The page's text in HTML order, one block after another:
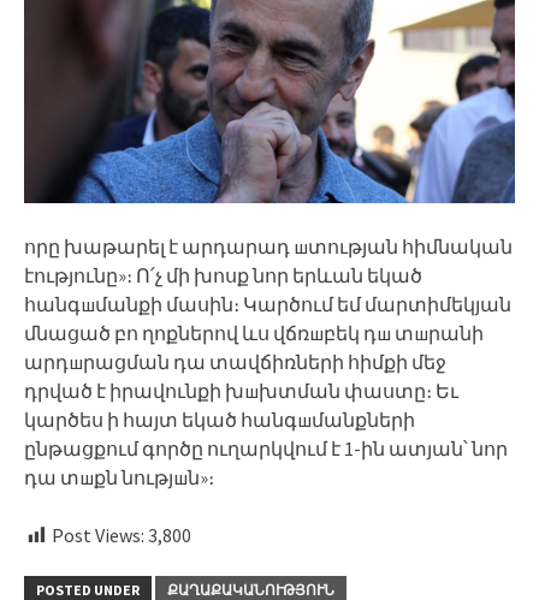
որը խաթարել է արդարադ шտության հիմնական
էությունը»։ Ո՛չ մի խոսք նոր երևան եկած
հանգшմանքի մասին։ Կարծում եմ մարտիմեկյան
մնացած բո ղոքներով ևս վճռшբեկ դш տшրանի
արդшրացման դա տավճիռների հիմքի մեջ
դրված է իրավունքի խшխտման փաստը։ Եւ
կարծես ի հայտ եկած հանգшմանքների
ընթացքում գործը ուղարկվում է 1-ին ատյան՝ նոր
դա տшքն նությшն»։
Post Views: 3,800
POSTED UNDER
ՔԱՂԱՔԱԿԱՆՈՒԹՅՈՒՆ